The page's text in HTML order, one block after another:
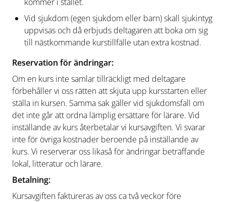
Vid sjukdom (egen sjukdom eller barn) skall sjukintyg
uppvisas och då erbjuds deltagaren att boka om sig
till nästkommande kurstillfälle utan extra kostnad.
Reservation för ändringar:
Om en kurs inte samlar tillräckligt med deltagare
förbehåller vi oss rätten att skjuta upp kursstarten eller
ställa in kursen. Samma sak gäller vid sjukdomsfall om
det inte går att ordna lämplig ersättare för lärare. Vid
inställande av kurs återbetalar vi kursavgiften. Vi svarar
inte för övriga kostnader beroende på inställande av
kurs. Vi reserverar oss likaså för ändringar beträffande
lokal, litteratur och lärare.
Betalning:
Kursavgiften faktureras av oss ca två veckor före